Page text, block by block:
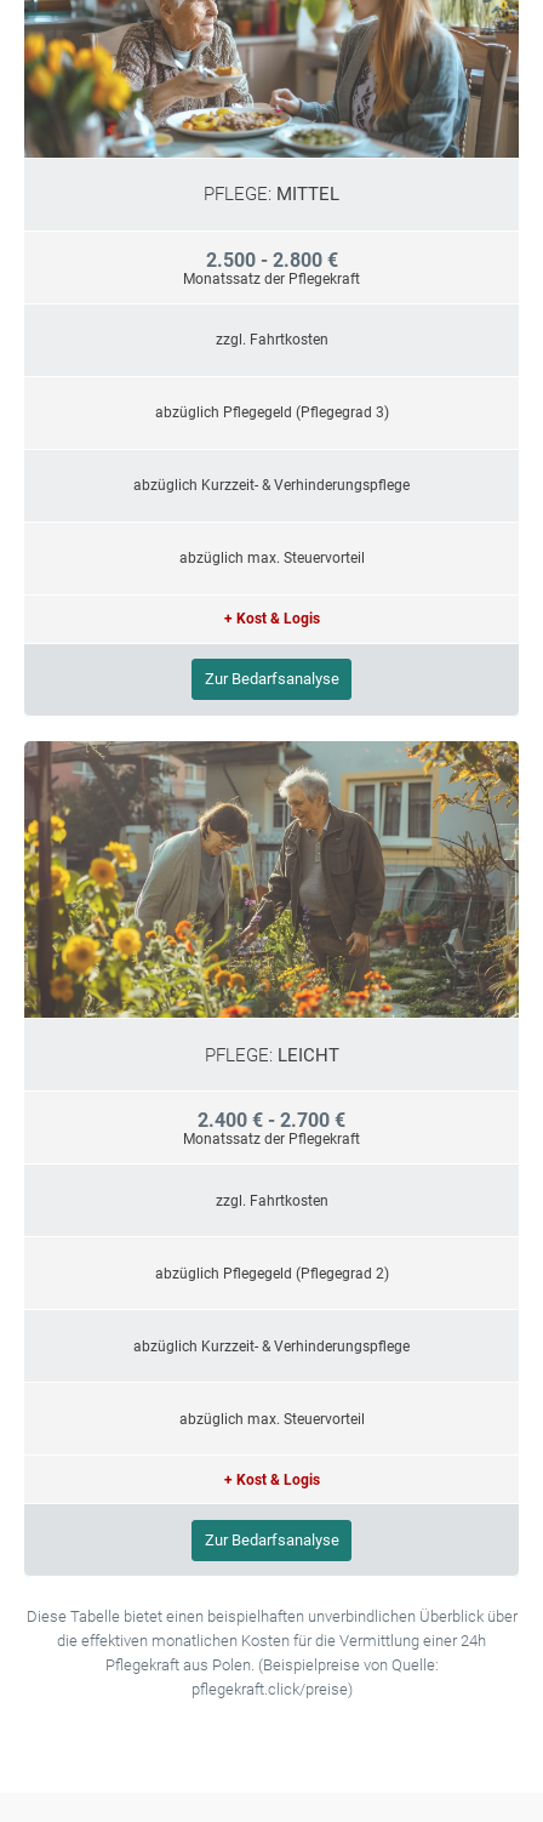
PFLEGE: MITTEL
2.500 - 2.800 €
Monatssatz der Pflegekraft
zzgl. Fahrtkosten
abzüglich Pflegegeld (Pflegegrad 3)
abzüglich Kurzzeit- & Verhinderungspflege
abzüglich max. Steuervorteil
+ Kost & Logis
Zur Bedarfsanalyse
PFLEGE: LEICHT
2.400 € - 2.700 €
Monatssatz der Pflegekraft
zzgl. Fahrtkosten
abzüglich Pflegegeld (Pflegegrad 2)
abzüglich Kurzzeit- & Verhinderungspflege
abzüglich max. Steuervorteil
+ Kost & Logis
Zur Bedarfsanalyse
Diese Tabelle bietet einen beispielhaften unverbindlichen Überblick über
die effektiven monatlichen Kosten für die Vermittlung einer 24h
Pflegekraft aus Polen. (Beispielpreise von Quelle:
pflegekraft.click/preise)